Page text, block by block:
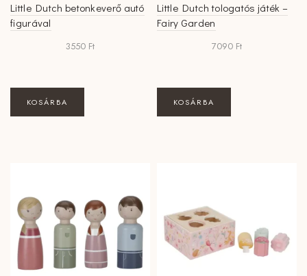
Little Dutch betonkeverő autó
figurával
3550 Ft
KOSÁRBA
Little Dutch tologatós játék –
Fairy Garden
7090 Ft
KOSÁRBA